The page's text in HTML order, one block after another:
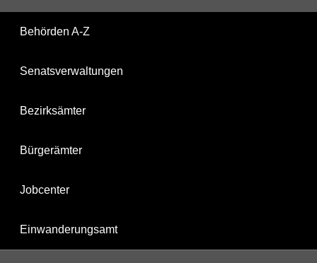
Behörden A-Z
Senatsverwaltungen
Bezirksämter
Bürgerämter
Jobcenter
Einwanderungsamt